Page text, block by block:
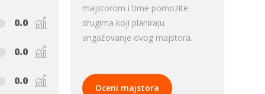
0.0
0.0
0.0
majstorom i time pomozite
drugima koji planiraju
angažovanje ovog majstora.
Oceni majstora